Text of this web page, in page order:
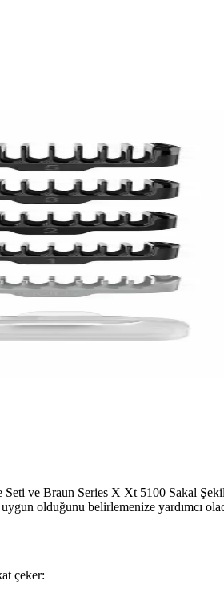
ve Braun Series X Xt 5100 Sakal
olduğunu belirlemenize yardımcı
çeker: